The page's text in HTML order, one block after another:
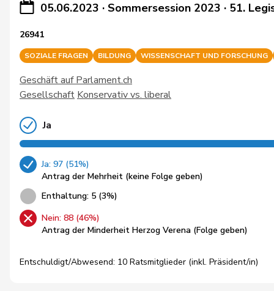
05.06.2023 · Sommersession 2023 · 51.
26941
SOZIALE FRAGEN BILDUNG WISSENSCHAFT UND FORSCHUNG
Geschäft auf Parlament.ch
Gesellschaft Konservativ vs. liberal
Ja
Ja: 97 (51%)
Antrag der Mehrheit (keine Folge geben)
Enthaltung: 5 (3%)
Nein: 88 (46%)
Antrag der Minderheit Herzog Verena (Folge geben)
Entschuldigt/Abwesend: 10 Ratsmitglieder (inkl. Präsident/in)